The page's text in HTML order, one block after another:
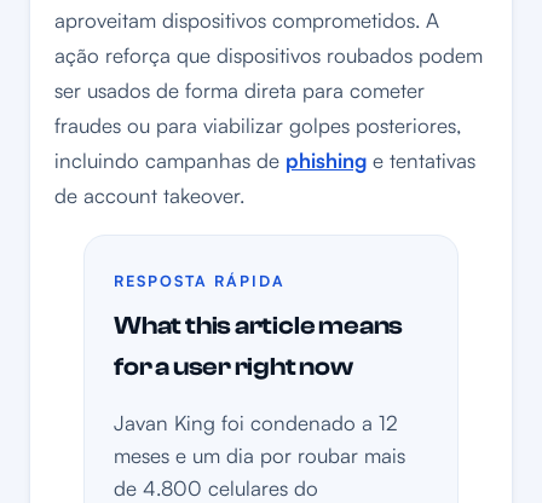
aproveitam dispositivos comprometidos. A
ação reforça que dispositivos roubados podem
ser usados de forma direta para cometer
fraudes ou para viabilizar golpes posteriores,
incluindo campanhas de phishing e tentativas
de account takeover.
RESPOSTA RÁPIDA
What this article means
for a user right now
Javan King foi condenado a 12
meses e um dia por roubar mais
de 4.800 celulares do